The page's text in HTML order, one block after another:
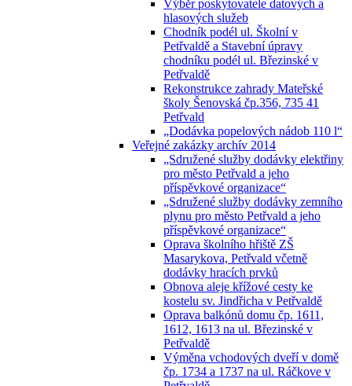
Výběr poskytovatele datových a
hlasových služeb
Chodník podél ul. Školní v
Petřvaldě a Stavební úpravy
chodníku podél ul. Březinské v
Petřvaldě
Rekonstrukce zahrady Mateřské
školy Šenovská čp.356, 735 41
Petřvald
„Dodávka popelových nádob 110 l“
Veřejné zakázky archív 2014
„Sdružené služby dodávky elektřiny
pro město Petřvald a jeho
příspěvkové organizace“
„Sdružené služby dodávky zemního
plynu pro město Petřvald a jeho
příspěvkové organizace“
Oprava školního hřiště ZŠ
Masarykova, Petřvald včetně
dodávky hracích prvků
Obnova aleje křížové cesty ke
kostelu sv. Jindřicha v Petřvaldě
Oprava balkónů domu čp. 1611,
1612, 1613 na ul. Březinské v
Petřvaldě
Výměna vchodových dveří v domě
čp. 1734 a 1737 na ul. Ráčkove v